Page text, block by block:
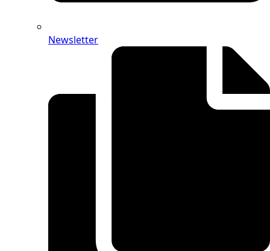
Newsletter